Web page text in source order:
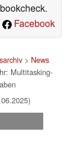
Facebook
> News
Multitasking-